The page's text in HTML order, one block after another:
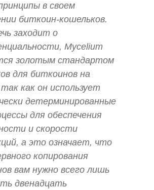
в своем
биткоин-кошельков.
заходит о
Mycelium
золотым стандартом
для биткоинов на
как он использует
детерминированные
для обеспечения
и скорости
а это означает, что
копирования
вам нужно всего лишь
двенадцать